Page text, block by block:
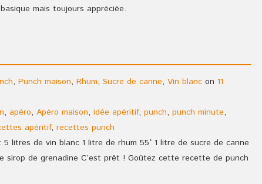
mais toujours appréciée.
, Punch maison, Rhum, Sucre de canne, Vin blanc on 11
, apéro, Apéro maison, idée apéritif, punch, punch minute,
apéritif, recettes punch
litres de vin blanc 1 litre de rhum 55° 1 litre de sucre de canne
sirop de grenadine C’est prêt ! Goûtez cette recette de punch